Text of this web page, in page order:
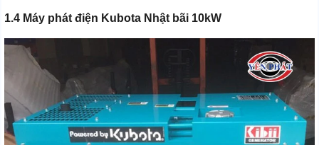
1.4 Máy phát điện Kubota Nhật bãi 10kW